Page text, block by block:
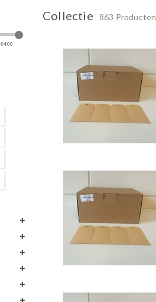
€400
Collectie 863 Producten